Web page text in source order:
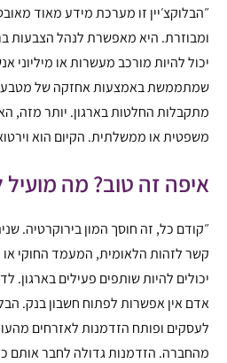
״הבלוקצ׳יין זו מערכת מידע מאוד
ומבוזרת. היא מאפשרת לנהל הצבעות
יכול להיות מורכב מעשרות או מיליוני
שמתממשת באמצעות אחזקה של מטבעות
מתקבלות החלטות בארגון. יותר מזה,
משפטית או ממשלתית. הקיום הוא
איפה זה טוב? מה מועיל
״קודם כל, זה חוסך המון בירוקרטיה.
קשר לזהות הלאומית, המעמד החוקי או
אדם אין אפשרות לפתוח חשבון בנק.
לעסקים ופותח הזדמנות לאזרחים
מהחברה. הזדמנות גדולה לחבר אותם